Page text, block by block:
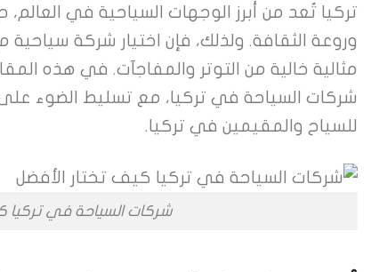
تركيا تُعد من أبرز الوجهات السياحية في
وروعة الثقافة. ولذلك، فإن اختيار شركة
مثالية خالية من التوتر والمفاجآت. في هذه
شركات السياحة في تركيا، مع تسليط الضوء
للسياح والمقيمين في تركيا.
شركات السياحة في تركيا